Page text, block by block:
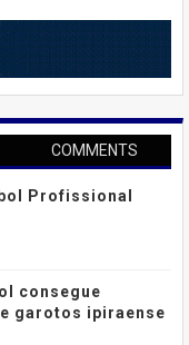
COMMENTS
Profissional
consegue
garotos ipiraense